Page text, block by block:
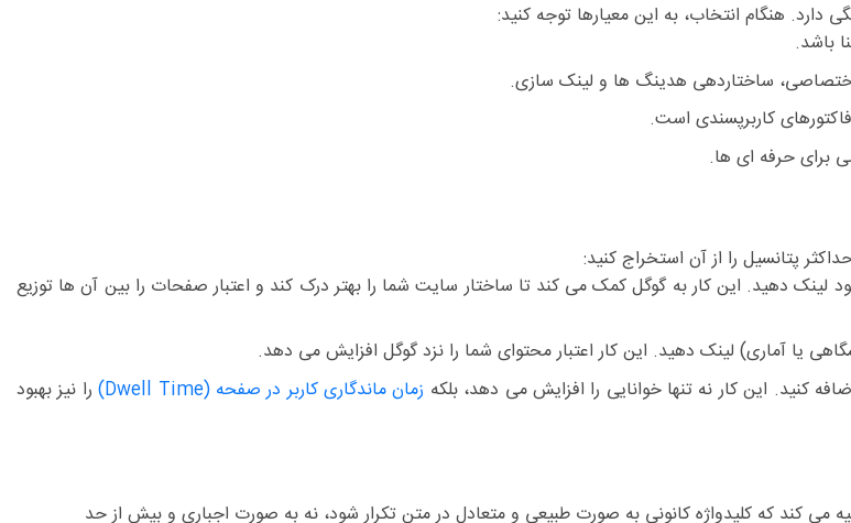
دارد. هنگام انتخاب، به این معیارها توجه کنید:
باشد.
، ساختاردهی هدینگ ها و لینک سازی.
کاربرپسندی است.
برای حرفه ای ها.
پتانسیل را از آن استخراج کنید:
دهید. این کار به گوگل کمک می کند تا ساختار سایت شما را بهتر درک کند و اعتبار صفحات را بین آن ها توزیع
یا آماری) لینک دهید. این کار اعتبار محتوای شما را نزد گوگل افزایش می دهد.
کنید. این کار نه تنها خوانایی را افزایش می دهد، بلکه زمان ماندگاری کاربر در صفحه (Dwell Time)
را نیز بهبود
می کند که کلیدواژه کانونی به صورت طبیعی و متعادل در متن تکرار شود، نه به صورت اجباری و بیش از حد